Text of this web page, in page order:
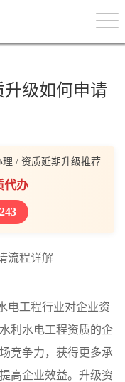
级如何申请
/ 资质延期升级推荐
代办
流程详解
电工程行业对企业资
利水电工程资质的企
竞争力，获得更多承
高企业效益。升级资